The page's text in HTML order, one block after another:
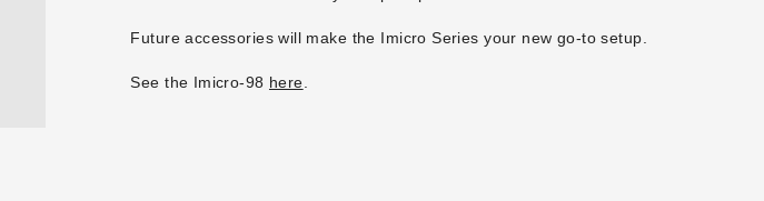
Future accessories will make the Imicro Series your new go-to setup.
See the Imicro-98 here